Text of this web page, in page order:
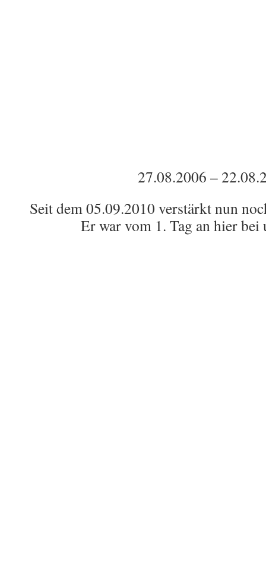
27.08.2006 –
Seit dem 05.09.2010 verstärkt nun
Er war vom 1. Tag an hier bei